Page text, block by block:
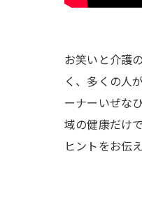
お笑いと介護
く、多くの人
ーナーいぜな
域の健康だけ
ヒントをお伝